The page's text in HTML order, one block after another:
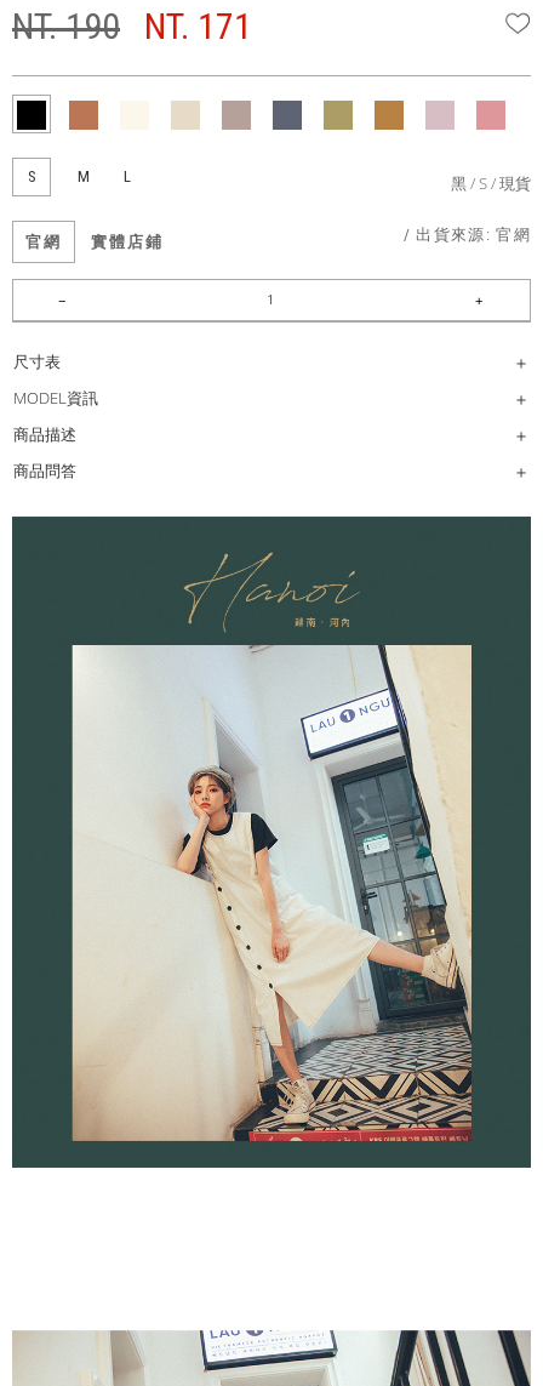
NT. 190 NT. 171
S M L 黑 S 現貨
官網 實體店鋪 / 出貨來源:官網
尺寸表
MODEL資訊
商品描述
商品問答